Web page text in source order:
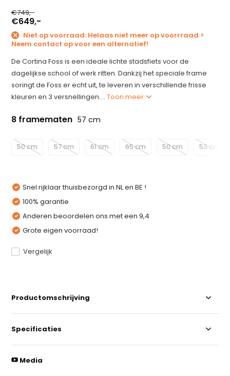
€749,-
€649,-
Niet op voorraad: Helaas niet meer op voorrraad >
Neem contact op voor een alternatief!
De Cortina Foss is een ideale lichte stadsfiets voor de
dagelijkse school of werk ritten. Dankzij het speciale frame
soringt de Foss er echt uit, te leveren in verschillende frisse
kleuren en 3 versnellingen....Toon meer
8 framematen 57 cm
50 cm 57 cm 61 cm 65 cm 50 cm 53 cm
Snel rijklaar thuisbezorgd in NL en BE !
100% garantie
Anderen beoordelen ons met een 9,4
Grote eigen voorraad!
Vergelijk
Productomschrijving
Specificaties
Media